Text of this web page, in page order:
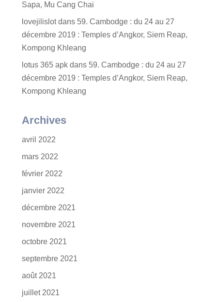
Sapa, Mu Cang Chai
lovejilislotdans 59. Cambodge : du 24 au 27
décembre 2019 : Temples d’Angkor, Siem Reap,
Kompong Khleang
lotus 365 apkdans 59. Cambodge : du 24 au 27
décembre 2019 : Temples d’Angkor, Siem Reap,
Kompong Khleang
Archives
avril 2022
mars 2022
février 2022
janvier 2022
décembre 2021
novembre 2021
octobre 2021
septembre 2021
août 2021
juillet 2021